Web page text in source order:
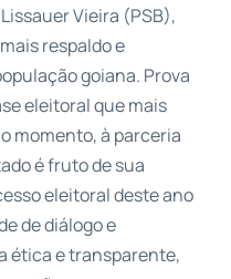
Vieira (PSB),
respaldo e
goiana. Prova
eleitoral que mais
momento, à parceria
é fruto de sua
eleitoral deste ano
de diálogo e
ética e transparente,